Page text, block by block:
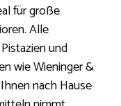
für große
Alle
und
wie Wieninger &
nach Hause